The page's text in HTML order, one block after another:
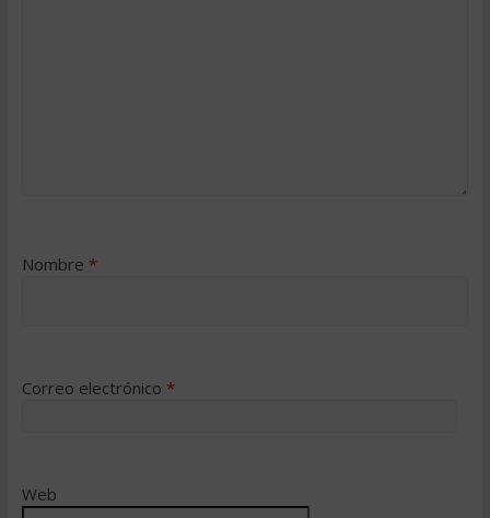
Nombre *
Correo electrónico *
Web